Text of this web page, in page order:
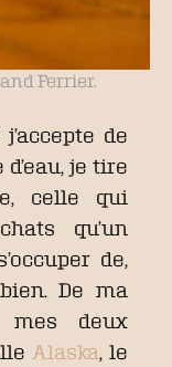
Ferrier.
de
je tire
celle qui
qu’un
de,
De ma
mes deux
Alaska, le